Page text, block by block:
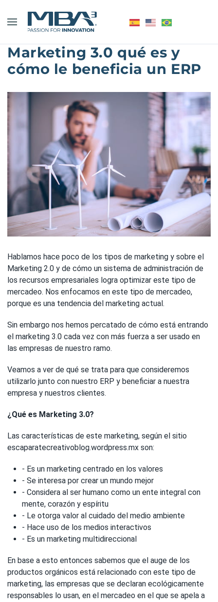
Marketing 3.0 qué es y
cómo le beneficia un ERP
Hablamos hace poco de los tipos de marketing y sobre el
Marketing 2.0 y de cómo un sistema de administración de
los recursos empresariales logra optimizar este tipo de
mercadeo. Nos enfocamos en este tipo de mercadeo,
porque es una tendencia del marketing actual.
Sin embargo nos hemos percatado de cómo está entrando
el marketing 3.0 cada vez con más fuerza a ser usado en
las empresas de nuestro ramo.
Veamos a ver de qué se trata para que consideremos
utilizarlo junto con nuestro ERP y beneficiar a nuestra
empresa y nuestros clientes.
¿Qué es Marketing 3.0?
Las características de este marketing, según el sitio
escaparatecreativoblog.wordpress.mx son:
- Es un marketing centrado en los valores
- Se interesa por crear un mundo mejor
- Considera al ser humano como un ente integral con
mente, corazón y espíritu
- Le otorga valor al cuidado del medio ambiente
- Hace uso de los medios interactivos
- Es un marketing multidireccional
En base a esto entonces sabemos que el auge de los
productos orgánicos está relacionado con este tipo de
marketing, las empresas que se declaran ecológicamente
responsables lo usan, en el mercadeo en el que se apela a